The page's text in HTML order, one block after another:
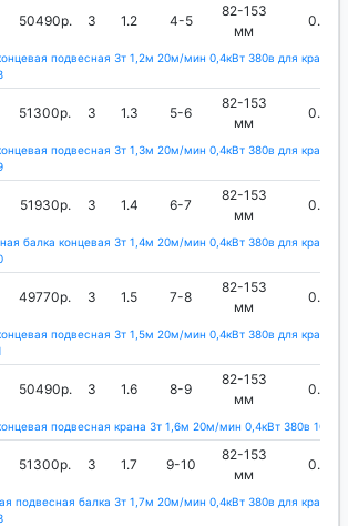
50490р. 3 1.2 4-5
82-153
мм
0.4
подвесная 3т 1,2м 20м/мин 0,4кВт 380в для кран-
51300р. 3 1.3 5-6
82-153
мм
0.4
подвесная 3т 1,3м 20м/мин 0,4кВт 380в для кран-
51930р. 3 1.4 6-7
82-153
мм
0.4
балка концевая 3т 1,4м 20м/мин 0,4кВт 380в для кран-
49770р. 3 1.5 7-8
82-153
мм
0.4
подвесная 3т 1,5м 20м/мин 0,4кВт 380в для кран-
50490р. 3 1.6 8-9
82-153
мм
0.4
подвесная крана 3т 1,6м 20м/мин 0,4кВт 380в
51300р. 3 1.7 9-10
82-153
мм
0.4
подвесная балка 3т 1,7м 20м/мин 0,4кВт 380в для кран-